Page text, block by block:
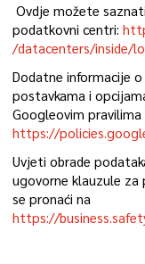
Ovdje možete
podatkovni centri:
/datacenters/inside/
Dodatne informacije
postavkama i
Googleovim
https://
Uvjeti obrade
ugovorne klauzule
se pronaći na
https://